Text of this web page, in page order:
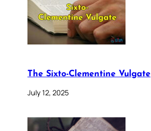
The Sixto-Clementine Vulgate
July 12, 2025